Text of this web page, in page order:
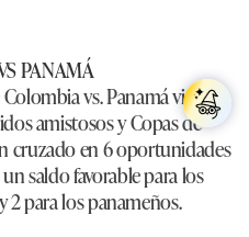
PANAMÁ
vs. Panamá viene
amistosos y Copas de
cruzado en 6 oportunidades
saldo favorable para los
2 para los panameños.